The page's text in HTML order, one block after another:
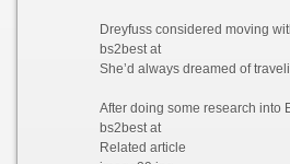
Dreyfuss considered moving within the United States, and recalls driving up to Seattle and “stopping at a
bs2best at
She’d always dreamed of traveling around Europe extensively, but Dreyfuss knew that this would likely never happen
After doing some research into European countries, Dreyfuss found that the only visa that she qualified for at the time was
bs2best at
Related article